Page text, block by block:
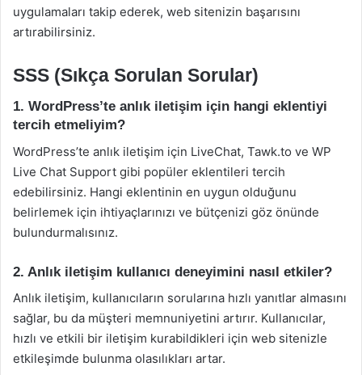
uygulamaları takip ederek, web sitenizin başarısını
artırabilirsiniz.
SSS (Sıkça Sorulan Sorular)
1. WordPress’te anlık iletişim için hangi eklentiyi
tercih etmeliyim?
WordPress’te anlık iletişim için LiveChat, Tawk.to ve WP
Live Chat Support gibi popüler eklentileri tercih
edebilirsiniz. Hangi eklentinin en uygun olduğunu
belirlemek için ihtiyaçlarınızı ve bütçenizi göz önünde
bulundurmalısınız.
2. Anlık iletişim kullanıcı deneyimini nasıl etkiler?
Anlık iletişim, kullanıcıların sorularına hızlı yanıtlar almasını
sağlar, bu da müşteri memnuniyetini artırır. Kullanıcılar,
hızlı ve etkili bir iletişim kurabildikleri için web sitenizle
etkileşimde bulunma olasılıkları artar.